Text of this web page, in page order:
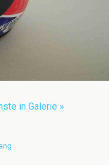
in Galerie »